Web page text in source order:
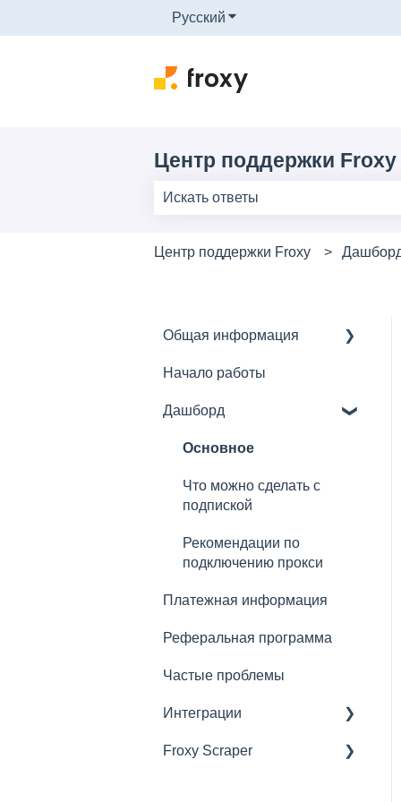
Русский Показать подменю для
Центр поддержки Froxy
Центр поддержки Froxy
Общая информация
Основное
Резидентные прокси
Мобильные прокси
Серверные прокси
Преимущества прокси
Начало работы
Дашборд
Основное
Что можно сделать с
подпиской
Рекомендации по
подключению прокси
Платежная информация
Реферальная программа
Частые проблемы
Интеграции
Сторонние скраперы
Froxy Scraper